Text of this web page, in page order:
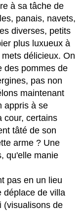
à sa tâche de
panais, navets,
diverses, petits
plus luxueux à
délicieux. On
des pommes de
pas non
maintenant
appris à se
cour, certains
tâté de son
arme ? Une
qu'elle manie
pas en un lieu
déplace de villa
(visualisons de